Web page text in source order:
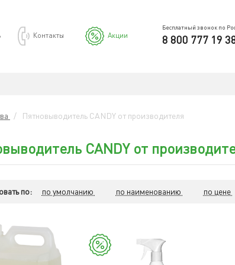
Контакты Акции
Бесплатный звонок по
8 800 777 19
/ Пятновыводитель CANDY от производителя
CANDY от
по: по умолчанию по наименованию по цене